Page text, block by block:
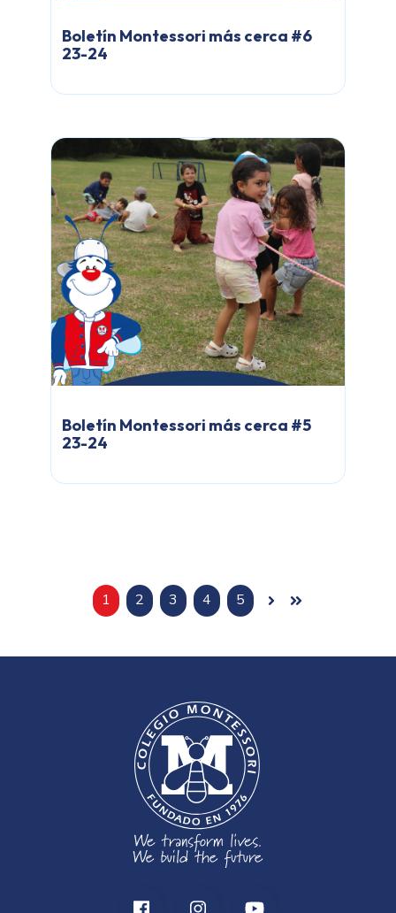
Boletín Montessori más cerca #6
23-24
Boletín Montessori más cerca #5
23-24
1 2 3 4 5